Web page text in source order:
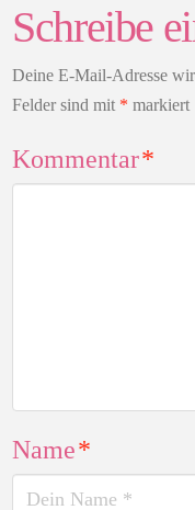
Schreibe
Deine E-Mail-Adresse
Felder sind mit * markiert
Kommentar*
Name*